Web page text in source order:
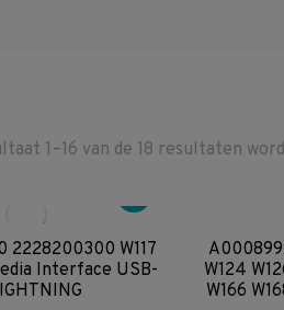
1–16 van de 18 resultaten
2228200300 W117
Interface USB-
W124
W166